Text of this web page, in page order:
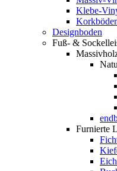
Klebe-
Designboden
Fuß- &
Furnierte